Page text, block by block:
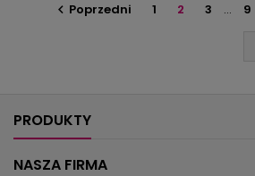
 Poprzedni 1 2 3 … 9
PRODUKTY
NASZA FIRMA